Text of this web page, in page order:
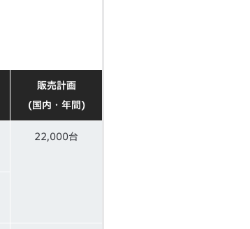
販売計画
(国内・年間)
22,000台